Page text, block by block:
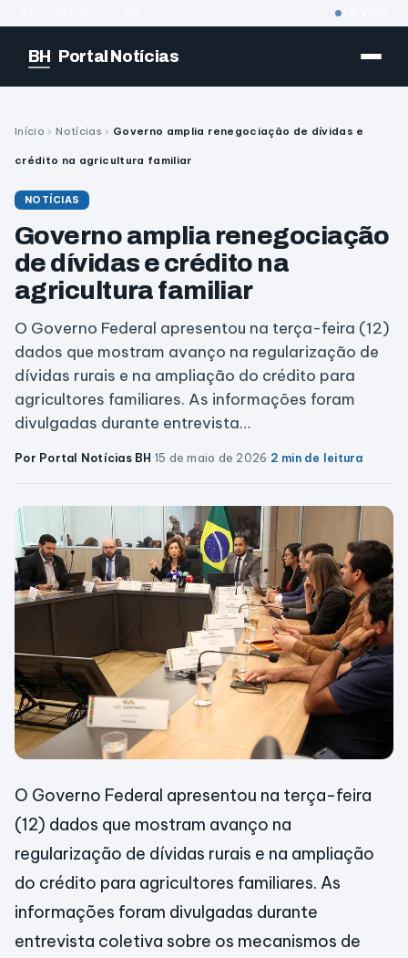
BH Portal Notícias
Início › Notícias › Governo amplia renegociação de dívidas e
crédito na agricultura familiar
NOTÍCIAS
Governo amplia renegociação
de dívidas e crédito na
agricultura familiar
O Governo Federal apresentou na terça-feira (12)
dados que mostram avanço na regularização de
dívidas rurais e na ampliação do crédito para
agricultores familiares. As informações foram
divulgadas durante entrevista…
Por Portal Notícias BH·15 de maio de 2026·2 min de leitura
O Governo Federal apresentou na terça-feira
(12) dados que mostram avanço na
regularização de dívidas rurais e na ampliação
do crédito para agricultores familiares. As
informações foram divulgadas durante
entrevista coletiva sobre os mecanismos de